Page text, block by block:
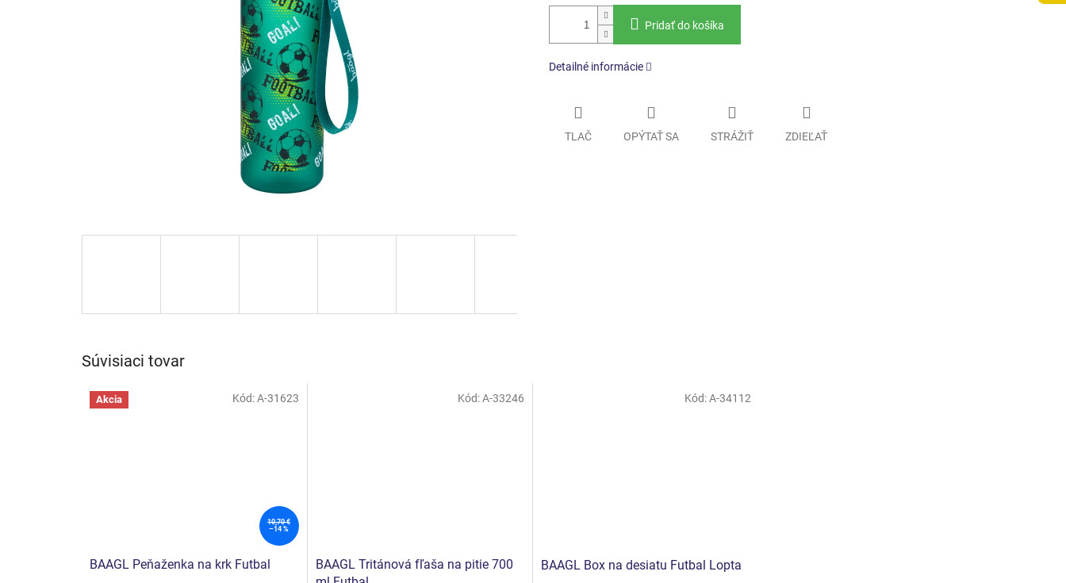
Pridať do košíka
Detailné informácie
TLAČ OPÝTAŤ SA STRÁŽIŤ ZDIEĽAŤ
Súvisiaci tovar
Akcia
10,70 €
–14 %
BAAGL Peňaženka na krk Futbal
Kód:A-31623
BAAGL Tritánová fľaša na pitie 700
Kód:A-33246
BAAGL Box na desiatu Futbal Lopta
Kód:A-34112